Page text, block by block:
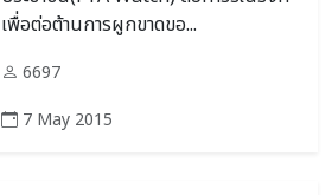
เพื่อต่อต้านการผูกขาดขอ...
6697
7 May 2015